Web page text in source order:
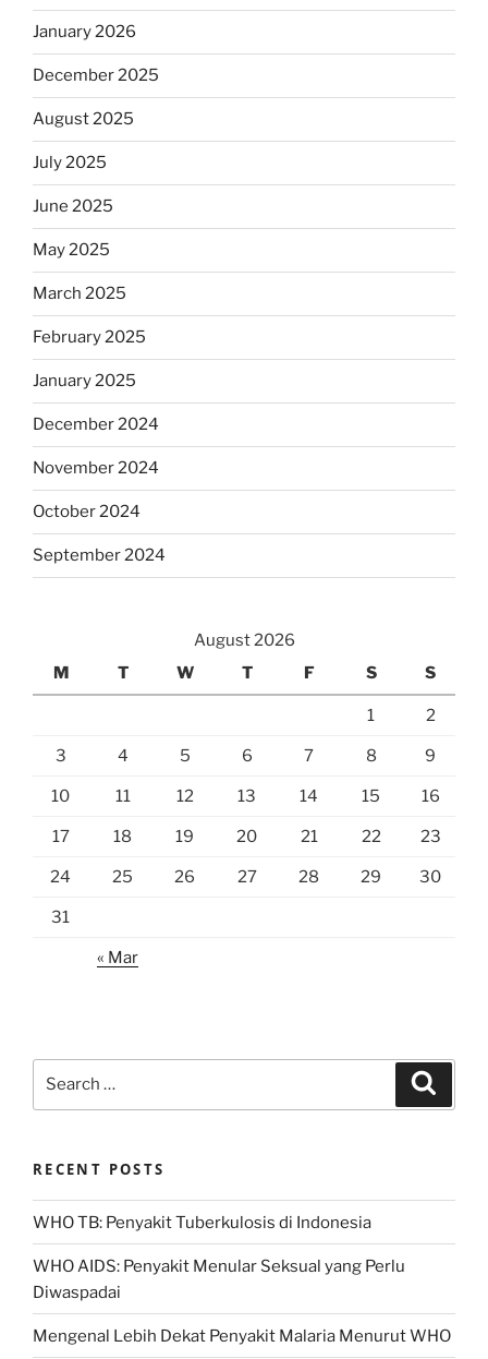
January 2026
December 2025
August 2025
July 2025
June 2025
May 2025
March 2025
February 2025
January 2025
December 2024
November 2024
October 2024
September 2024
August 2026
M
T W T F S S
1 2
3 4 5 6 7 8 9
10 11 12 13 14 15 16
17 18 19 20 21 22 23
24 25 26 27 28 29 30
31
« Mar
RECENT POSTS
WHO TB: Penyakit Tuberkulosis di Indonesia
WHO AIDS: Penyakit Menular Seksual yang Perlu
Diwaspadai
Mengenal Lebih Dekat Penyakit Malaria Menurut WHO